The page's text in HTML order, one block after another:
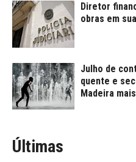
Diretor
obras em
Julho de
quente e
Madeira
Últimas